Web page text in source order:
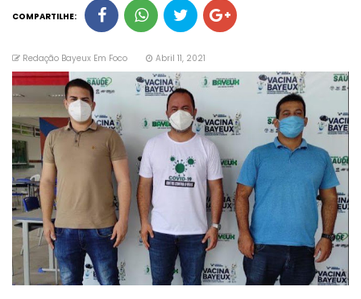
COMPARTILHE:
Redação Bayeux Em Foco Abril 11, 2021